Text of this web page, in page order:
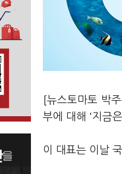
[뉴스토마토 박
부에 대해 '지금
이 대표는 이날